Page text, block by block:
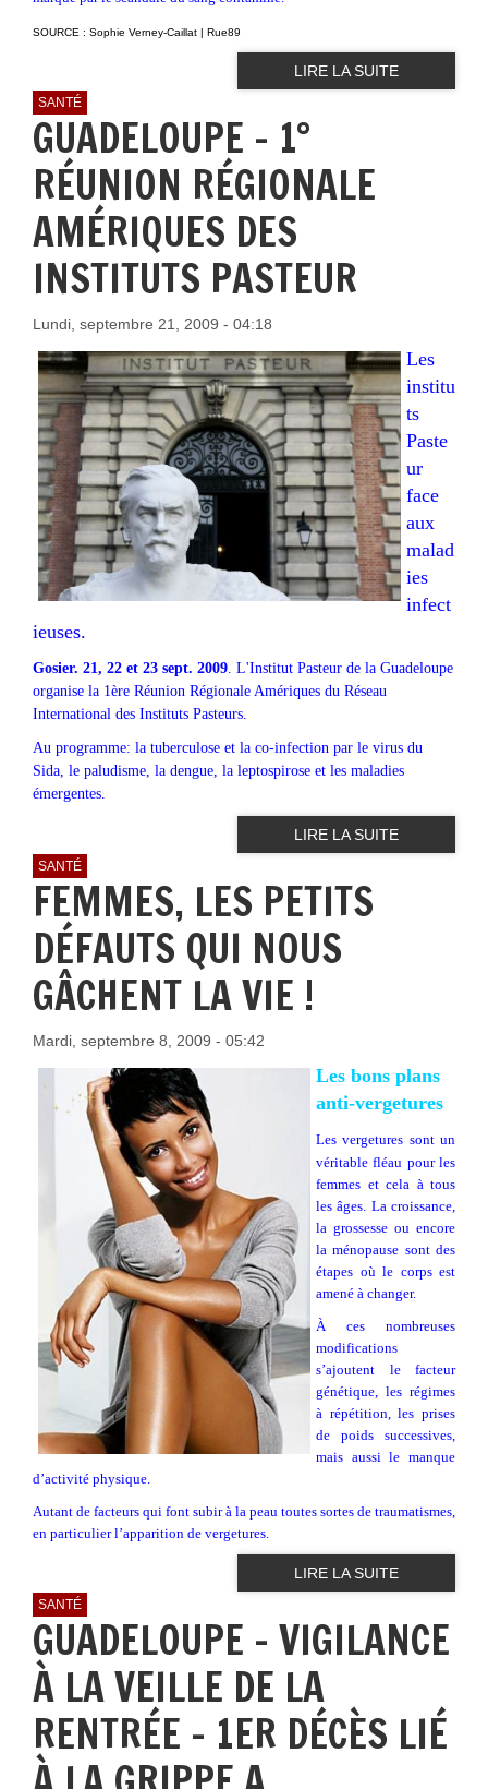
SOURCE : Sophie Verney-Caillat | Rue89
LIRE LA SUITE
SANTÉ
GUADELOUPE - 1°
RÉUNION RÉGIONALE
AMÉRIQUES DES
INSTITUTS PASTEUR
Lundi, septembre 21, 2009 - 04:18
Les
institu
ts
Paste
ur
face
aux
malad
ies
infect
ieuses.
Gosier. 21, 22 et 23 sept. 2009 . L'Institut Pasteur de la Guadeloupe
organise la 1ère Réunion Régionale Amériques du Réseau
International des Instituts Pasteurs.
Au programme: la tuberculose et la co-infection par le virus du
Sida, le paludisme, la dengue, la leptospirose et les maladies
émergentes.
LIRE LA SUITE
SANTÉ
FEMMES, LES PETITS
DÉFAUTS QUI NOUS
GÂCHENT LA VIE !
Mardi, septembre 8, 2009 - 05:42
Les bons plans
anti-vergetures
Les vergetures sont un
véritable fléau pour les
femmes et cela à tous
les âges. La croissance,
la grossesse ou encore
la ménopause sont des
étapes où le corps est
amené à changer.
À ces nombreuses
modifications
s’ajoutent le facteur
génétique, les régimes
à répétition, les prises
de poids successives,
mais aussi le manque
d’activité physique.
Autant de facteurs qui font subir à la peau toutes sortes de traumatismes,
en particulier l’apparition de vergetures.
LIRE LA SUITE
SANTÉ
GUADELOUPE - VIGILANCE
À LA VEILLE DE LA
RENTRÉE - 1ER DÉCÈS LIÉ